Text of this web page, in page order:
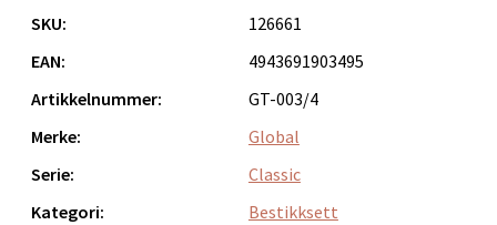
for hånd.
SKU:
126661
EAN:
4943691903495
Artikkelnummer:
GT-003/4
Merke:
Global
Serie:
Classic
Kategori:
Bestikksett
Torget 1, 6413 Molde